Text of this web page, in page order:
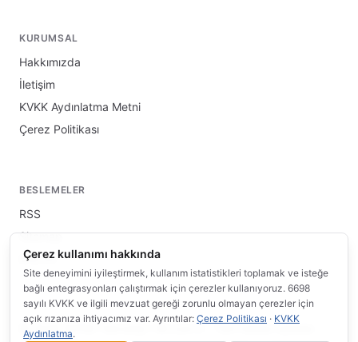
KURUMSAL
Hakkımızda
İletişim
KVKK Aydınlatma Metni
Çerez Politikası
BESLEMELER
RSS
Sitemap
llms.txt
© 2026 INFRA Teknoloji / Wi.com.tr · Tüm hakları saklıdır.
Çerez kullanımı hakkında
Site deneyimini iyileştirmek, kullanım istatistikleri toplamak ve isteğe
bağlı entegrasyonları çalıştırmak için çerezler kullanıyoruz. 6698
sayılı KVKK ve ilgili mevzuat gereği zorunlu olmayan çerezler için
açık rızanıza ihtiyacımız var. Ayrıntılar: Çerez Politikası · KVKK
Aydınlatma.